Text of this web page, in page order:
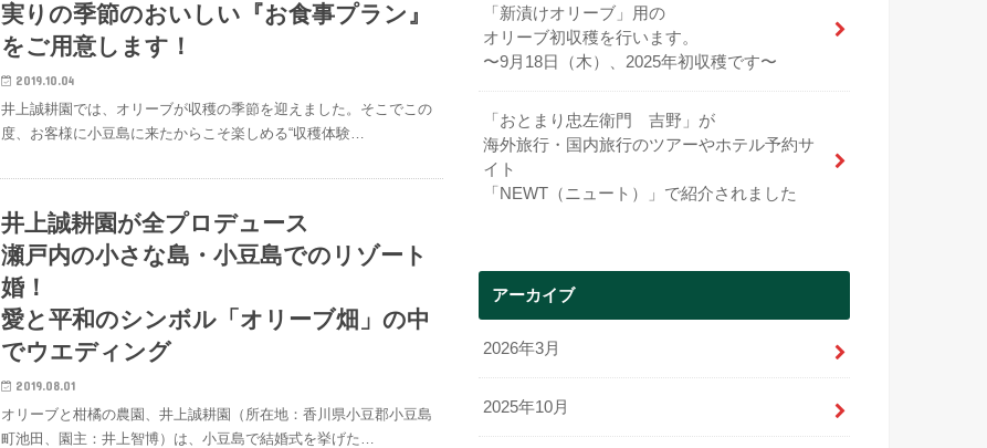
実りの季節のおいしい『お食事プラン』
をご用意します！
2019.10.04
井上誠耕園では、オリーブが収穫の季節を迎えました。そこでこの
度、お客様に小豆島に来たからこそ楽しめる“収穫体験…
井上誠耕園が全プロデュース
瀬戸内の小さな島・小豆島でのリゾート
婚！
愛と平和のシンボル「オリーブ畑」の中
でウエディング
2019.08.01
オリーブと柑橘の農園、井上誠耕園（所在地：香川県小豆郡小豆島
町池田、園主：井上智博）は、小豆島で結婚式を挙げた…
「新漬けオリーブ」用の
オリーブ初収穫を行います。
〜9月18日（木）、2025年初収穫です〜
「おとまり忠左衛門 吉野」が
海外旅行・国内旅行のツアーやホテル予約サ
イト
「NEWT（ニュート）」で紹介されました
アーカイブ
2026年3月
2025年10月